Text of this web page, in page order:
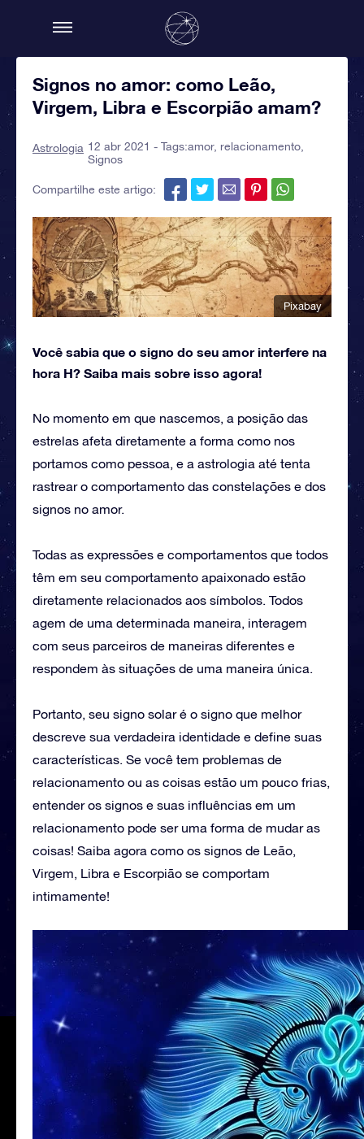
Signos no amor: como Leão,
Virgem, Libra e Escorpião amam?
Astrologia 12 abr 2021 - Tags:amor, relacionamento
Signos
Compartilhe este artigo:
Pixabay
Você sabia que o signo do seu amor interfere na
hora H? Saiba mais sobre isso agora!
No momento em que nascemos, a posição das
estrelas afeta diretamente a forma como nos
portamos como pessoa, e a astrologia até tenta
rastrear o comportamento das constelações e dos
signos no amor.
Todas as expressões e comportamentos que todos
têm em seu comportamento apaixonado estão
diretamente relacionados aos símbolos. Todos
agem de uma determinada maneira, interagem
com seus parceiros de maneiras diferentes e
respondem às situações de uma maneira única.
Portanto, seu signo solar é o signo que melhor
descreve sua verdadeira identidade e define suas
características. Se você tem problemas de
relacionamento ou as coisas estão um pouco frias,
entender os signos e suas influências em um
relacionamento pode ser uma forma de mudar as
coisas! Saiba agora como os signos de Leão,
Virgem, Libra e Escorpião se comportam
intimamente!